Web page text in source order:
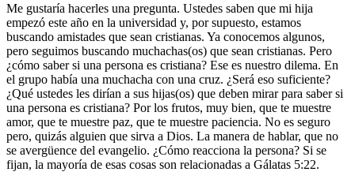
Me gustaría hacerles una pregunta. Ustedes saben que mi hija
empezó este año en la universidad y, por supuesto, estamos
buscando amistades que sean cristianas. Ya conocemos algunos,
pero seguimos buscando muchachas(os) que sean cristianas. Pero
¿cómo saber si una persona es cristiana? Ese es nuestro dilema. En
el grupo había una muchacha con una cruz. ¿Será eso suficiente?
¿Qué ustedes les dirían a sus hijas(os) que deben mirar para saber si
una persona es cristiana? Por los frutos, muy bien, que te muestre
amor, que te muestre paz, que te muestre paciencia. No es seguro
pero, quizás alguien que sirva a Dios. La manera de hablar, que no
se avergüence del evangelio. ¿Cómo reacciona la persona? Si se
fijan, la mayoría de esas cosas son relacionadas a Gálatas 5:22.